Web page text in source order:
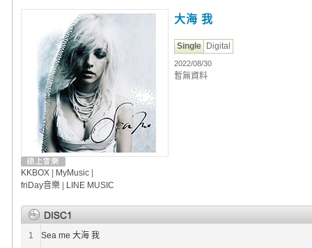
KKBOX MyMusic
friDay音樂
LINE MUSIC
大海 我
Single Digital
2022/08/30
暫無資料
1 Sea me 大海 我